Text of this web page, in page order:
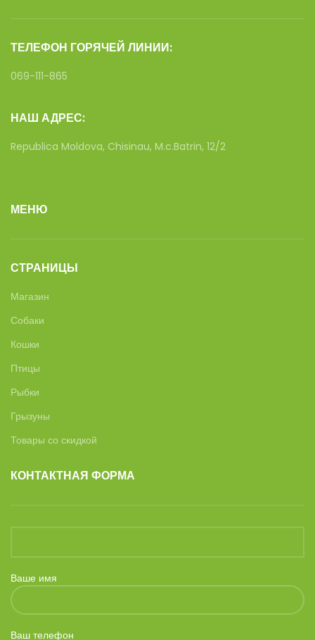
ТЕЛЕФОН ГОРЯЧЕЙ ЛИНИИ:
069-111-865
НАШ АДРЕС:
Republica Moldova, Chisinau, M.c.Batrin, 12/2
МЕНЮ
СТРАНИЦЫ
Магазин
Собаки
Кошки
Птицы
Рыбки
Грызуны
Товары со скидкой
КОНТАКТНАЯ ФОРМА
Ваше имя
Ваш телефон